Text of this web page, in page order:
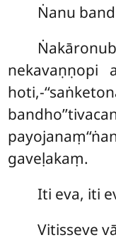
Ṅanu
nekavaṇṇopi
hoti,-
gaveḷakaṃ.
Iti eva, iti
Vitisseve vā